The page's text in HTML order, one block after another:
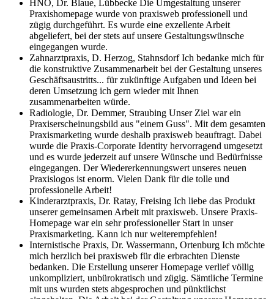
HNO, Dr. Blaue, Lübbecke Die Umgestaltung unserer
Praxishomepage wurde von praxisweb professionell und
zügig durchgeführt. Es wurde eine exzellente Arbeit
abgeliefert, bei der stets auf unsere Gestaltungswünsche
eingegangen wurde.
Zahnarztpraxis, D. Herzog, StahnsdorfIch bedanke mich für
die konstruktive Zusammenarbeit bei der Gestaltung unseres
Geschäftsaustritts... für zukünftige Aufgaben und Ideen bei
deren Umsetzung ich gern wieder mit Ihnen
zusammenarbeiten würde.
Radiologie, Dr. Demmer, Straubing Unser Ziel war ein
Praxiserscheinungsbild aus "einem Guss". Mit dem gesamten
Praxismarketing wurde deshalb praxisweb beauftragt. Dabei
wurde die Praxis-Corporate Identity hervorragend umgesetzt
und es wurde jederzeit auf unsere Wünsche und Bedürfnisse
eingegangen. Der Wiedererkennungswert unseres neuen
Praxislogos ist enorm. Vielen Dank für die tolle und
professionelle Arbeit!
Kinderarztpraxis, Dr. Ratay, Freising Ich liebe das Produkt
unserer gemeinsamen Arbeit mit praxisweb. Unsere Praxis-
Homepage war ein sehr professioneller Start in unser
Praxismarketing. Kann ich nur weiterempfehlen!
Internistische Praxis, Dr. Wassermann, Ortenburg Ich möchte
mich herzlich bei praxisweb für die erbrachten Dienste
bedanken. Die Erstellung unserer Homepage verlief völlig
unkompliziert, unbürokratisch und zügig. Sämtliche Termine
mit uns wurden stets abgesprochen und pünktlichst